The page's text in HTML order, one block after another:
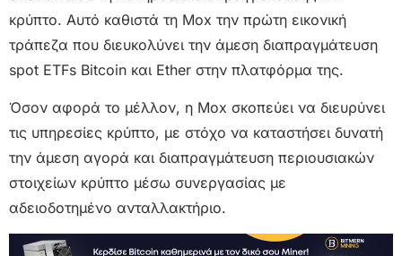
κρύπτο. Αυτό καθιστά τη Mox την πρώτη εικονική
τράπεζα που διευκολύνει την άμεση διαπραγμάτευση
spot ETFs Bitcoin και Ether στην πλατφόρμα της.
Όσον αφορά το μέλλον, η Mox σκοπεύει να διευρύνει
τις υπηρεσίες κρύπτο, με στόχο να καταστήσει δυνατή
την άμεση αγορά και διαπραγμάτευση περιουσιακών
στοιχείων κρύπτο μέσω συνεργασίας με
αδειοδοτημένο ανταλλακτήριο.